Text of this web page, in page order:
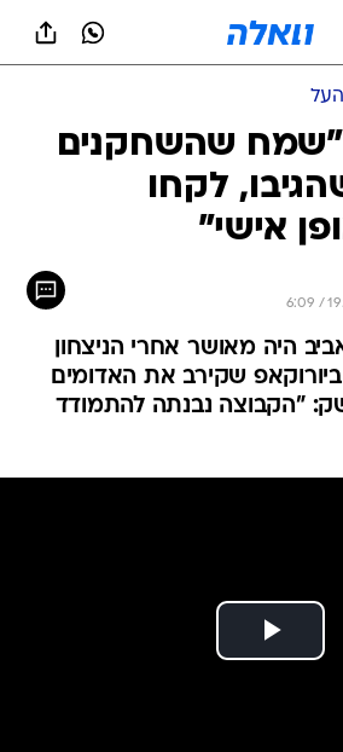
"שמח שהשחקנים
לקחו
אישי"
היה מאושר אחרי הניצחון
שקירב את האדומים
"הקבוצה נבנתה להתמודד